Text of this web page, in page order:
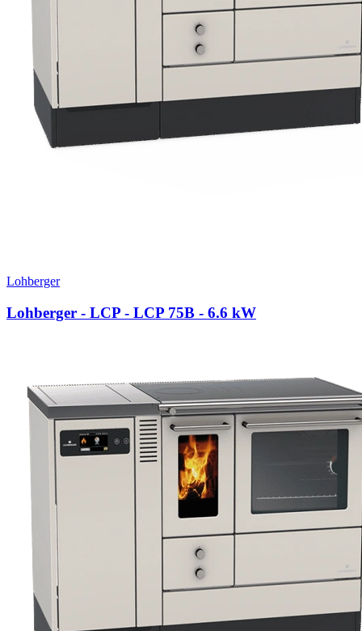
Lohberger
Lohberger - LCP - LCP 75B - 6.6 kW